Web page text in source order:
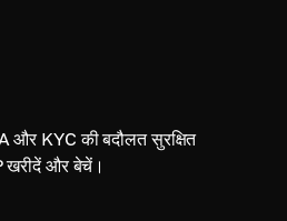
और KYC की बदौलत सुरक्षित
और बेचें।